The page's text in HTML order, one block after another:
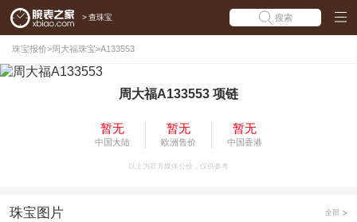
> 查珠宝 搜索
珠宝报价> 周大福珠宝>A133553
周大福A133553 项链
暂无
中国大陆
暂无
欧洲售价
暂无
中国香港
以上为官方媒体公价，仅供参考
珠宝图片 全部